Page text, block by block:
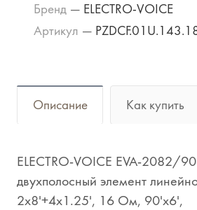
Бренд — ELECTRO-VOICE
Артикул —
Описание Как купить
ELECTRO-VOICE EVA-2082/
двухполосный элемент
2x8'+4x1.25', 16 Ом, 90'x6',